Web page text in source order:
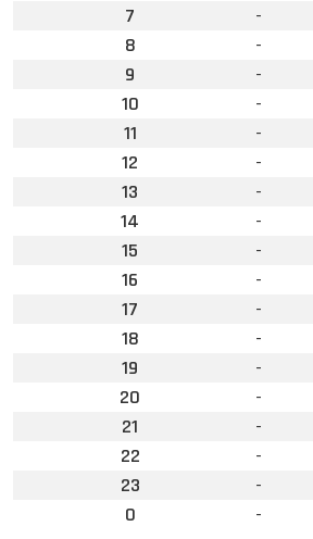
7
-
8
-
9
-
10
-
11
-
12
-
13
-
14
-
15
-
16
-
17
-
18
-
19
-
20
-
21
-
22
-
23
-
0
-